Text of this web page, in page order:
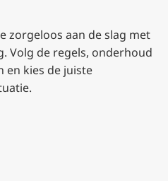
zorgeloos aan de slag met
Volg de regels, onderhoud
en kies de juiste